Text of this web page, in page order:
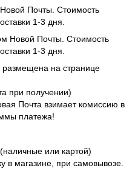
Почты. Стоимость
1-3 дня.
Новой Почты. Стоимость
1-3 дня.
на странице
при получении)
Почта взимает комиссию в
платежа!
или картой)
в магазине, при самовывозе.